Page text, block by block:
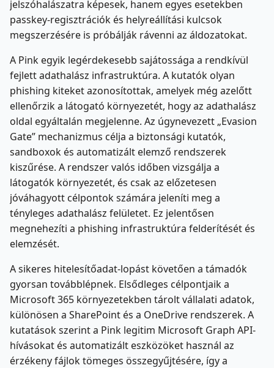
jelszóhalászatra képesek, hanem egyes esetekben
passkey-regisztrációk és helyreállítási kulcsok
megszerzésére is próbálják rávenni az áldozatokat.
A Pink egyik legérdekesebb sajátossága a rendkívül
fejlett adathalász infrastruktúra. A kutatók olyan
phishing kiteket azonosítottak, amelyek még azelőtt
ellenőrzik a látogató környezetét, hogy az adathalász
oldal egyáltalán megjelenne. Az úgynevezett „Evasion
Gate” mechanizmus célja a biztonsági kutatók,
sandboxok és automatizált elemző rendszerek
kiszűrése. A rendszer valós időben vizsgálja a
látogatók környezetét, és csak az előzetesen
jóváhagyott célpontok számára jeleníti meg a
tényleges adathalász felületet. Ez jelentősen
megnehezíti a phishing infrastruktúra felderítését és
elemzését.
A sikeres hitelesítőadat-lopást követően a támadók
gyorsan továbblépnek. Elsődleges célpontjaik a
Microsoft 365 környezetekben tárolt vállalati adatok,
különösen a SharePoint és a OneDrive rendszerek. A
kutatások szerint a Pink legitim Microsoft Graph API-
hívásokat és automatizált eszközöket használ az
érzékeny fájlok tömeges összegyűjtésére, így a